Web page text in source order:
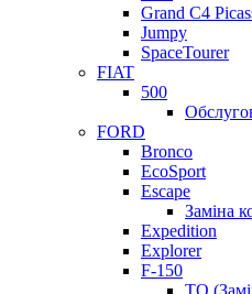
Grand C4
Jumpy
SpaceTourer
FIAT
500
FORD
Bronco
EcoSport
Escape
Заміна
Expedition
Explorer
F-150
ТО